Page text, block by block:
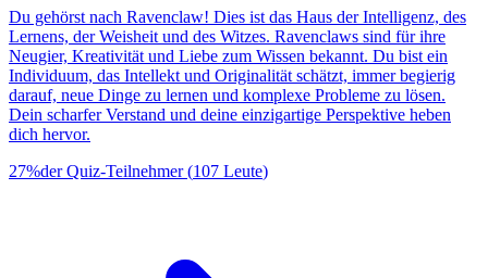
Du gehörst nach Ravenclaw! Dies ist das Haus der Intelligenz, des
Lernens, der Weisheit und des Witzes. Ravenclaws sind für ihre
Neugier, Kreativität und Liebe zum Wissen bekannt. Du bist ein
Individuum, das Intellekt und Originalität schätzt, immer begierig
darauf, neue Dinge zu lernen und komplexe Probleme zu lösen.
Dein scharfer Verstand und deine einzigartige Perspektive heben
dich hervor.
27%der Quiz-Teilnehmer(107 Leute)